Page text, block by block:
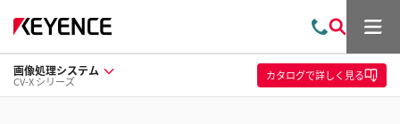
問
い
合
わ
索
メ
ュ
ー
画像処理システム
CV-X シリーズ カタログで詳しく見る